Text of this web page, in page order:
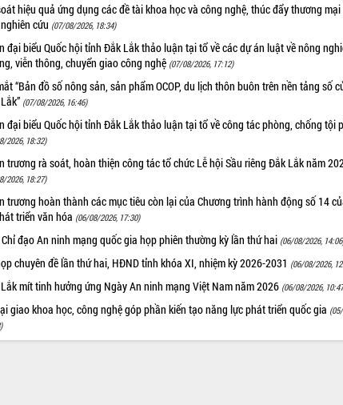
hiệu quả ứng dụng các đề tài khoa học và công nghệ, thúc đẩy thương
cứu (07/08/2026, 18:34)
đại biểu Quốc hội tỉnh Đắk Lắk thảo luận tại tổ về các dự án luật về nông
viễn thông, chuyển giao công nghệ (07/08/2026, 17:12)
“Bản đồ số nông sản, sản phẩm OCOP, du lịch thôn buôn trên nền tảng số
(07/08/2026, 16:46)
đại biểu Quốc hội tỉnh Đắk Lắk thảo luận tại tổ về công tác phòng, chống tội
2026, 18:32)
trương rà soát, hoàn thiện công tác tổ chức Lễ hội Sầu riêng Đắk Lắk năm
2026, 18:27)
trương hoàn thành các mục tiêu còn lại của Chương trình hành động số 14
triển văn hóa (06/08/2026, 17:30)
đạo An ninh mạng quốc gia họp phiên thường kỳ lần thứ hai (06/08/2026,
chuyên đề lần thứ hai, HĐND tỉnh khóa XI, nhiệm kỳ 2026-2031 (06/08/2026,
mít tinh hưởng ứng Ngày An ninh mạng Việt Nam năm 2026 (06/08/2026,
giao khoa học, công nghệ góp phần kiến tạo năng lực phát triển quốc gia